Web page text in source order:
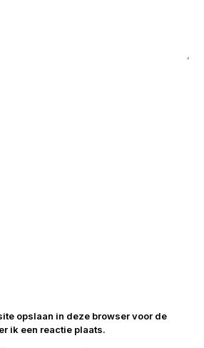
opslaan in deze browser voor de
ik een reactie plaats.